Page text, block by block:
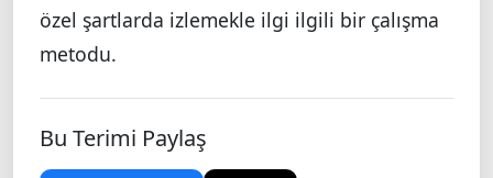
özel şartlarda izlemekle ilgi ilgili bir çalışma
metodu.
Bu Terimi Paylaş